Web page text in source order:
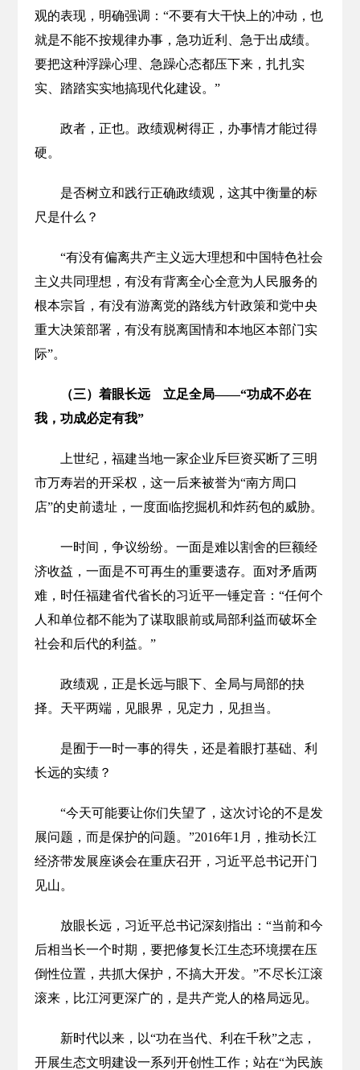
观的表现，明确强调：“不要有大干快上的冲动，也
就是不能不按规律办事，急功近利、急于出成绩。
要把这种浮躁心理、急躁心态都压下来，扎扎实
实、踏踏实实地搞现代化建设。”
政者，正也。政绩观树得正，办事情才能过得
硬。
是否树立和践行正确政绩观，这其中衡量的标
尺是什么？
“有没有偏离共产主义远大理想和中国特色社会
主义共同理想，有没有背离全心全意为人民服务的
根本宗旨，有没有游离党的路线方针政策和党中央
重大决策部署，有没有脱离国情和本地区本部门实
际”。
（三）着眼长远 立足全局——“功成不必在
我，功成必定有我”
上世纪，福建当地一家企业斥巨资买断了三明
市万寿岩的开采权，这一后来被誉为“南方周口
店”的史前遗址，一度面临挖掘机和炸药包的威胁。
一时间，争议纷纷。一面是难以割舍的巨额经
济收益，一面是不可再生的重要遗存。面对矛盾两
难，时任福建省代省长的习近平一锤定音：“任何个
人和单位都不能为了谋取眼前或局部利益而破坏全
社会和后代的利益。”
政绩观，正是长远与眼下、全局与局部的抉
择。天平两端，见眼界，见定力，见担当。
是囿于一时一事的得失，还是着眼打基础、利
长远的实绩？
“今天可能要让你们失望了，这次讨论的不是发
展问题，而是保护的问题。”2016年1月，推动长江
经济带发展座谈会在重庆召开，习近平总书记开门
见山。
放眼长远，习近平总书记深刻指出：“当前和今
后相当长一个时期，要把修复长江生态环境摆在压
倒性位置，共抓大保护，不搞大开发。”不尽长江滚
滚来，比江河更深广的，是共产党人的格局远见。
新时代以来，以“功在当代、利在千秋”之志，
开展生态文明建设一系列开创性工作；站在“为民族